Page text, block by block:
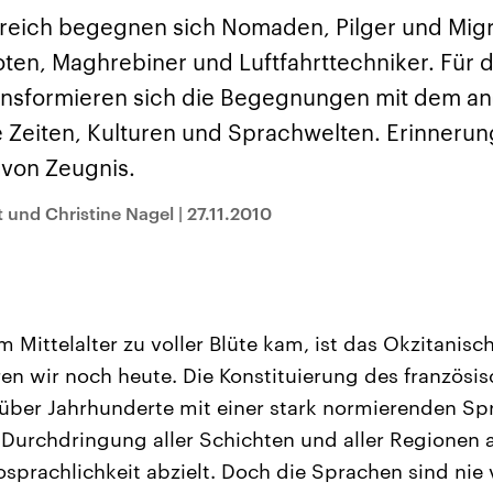
und
gehören die
Staaten zu
der Erde, mit
Einfluss auf das
Weltgeschehen.
Der Überfall der
palästinensischen
Terrororganisation
Hamas im Oktober 2023
auf Israel hat in der
Region wieder die
Gewalt entfacht. Israel
möchte die Hamas
Der Iran – seit der
Islamischen
1979 auch
Republik Iran – ist
von einem
Religionsführer
regierter Staat im
Osten. Eine
begegnen sich Nomaden, Pilger und
Maghrebiner und Luftfahrttechniker. Für
sich die Begegnungen mit dem
Zeiten, Kulturen und Sprachwelten.
Zeugnis.
und Christine Nagel | 27.11.2010
Mittelalter zu voller Blüte kam, ist das
wir noch heute. Die Konstituierung des
Jahrhunderte mit einer stark normierenden
aller Schichten und aller Regionen
abzielt. Doch die Sprachen sind nie